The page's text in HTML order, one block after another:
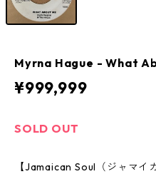
Myrna Hague - What
¥999,999
SOLD OUT
【Jamaican Soul（ジャマイ